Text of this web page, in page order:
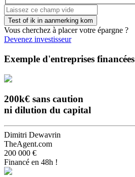
Vous cherchez à placer votre épargne ?
Devenez investisseur
Exemple d'entreprises financées
200k€ sans caution
ni dilution du capital
Dimitri Dewavrin
TheAgent.com
200 000 €
Financé en 48h !